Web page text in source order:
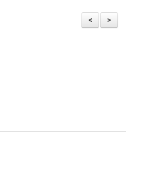
>
<